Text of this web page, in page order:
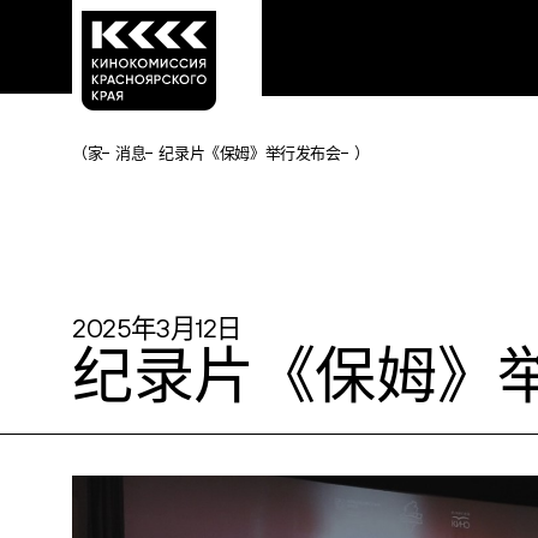
（家 消息 纪录片《保姆》举行发布会 ）
2025年3月12日
纪录片《保姆》